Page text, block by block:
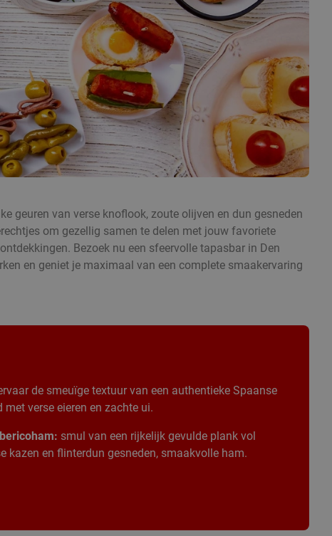
geuren van verse knoflook, zoute olijven en dun gesneden
om gezellig samen te delen met jouw favoriete
Bezoek nu een sfeervolle tapasbar in Den
en geniet je maximaal van een complete smaakervaring
de smeuïge textuur van een authentieke Spaanse
verse eieren en zachte ui.
smul van een rijkelijk gevulde plank vol
kazen en flinterdun gesneden, smaakvolle ham.